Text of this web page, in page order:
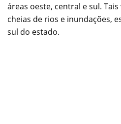
áreas oeste, central e sul.
cheias de rios e inundações,
sul do estado.